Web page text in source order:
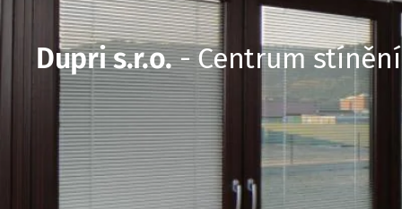
Dupri s.r.o.- Centrum stínění